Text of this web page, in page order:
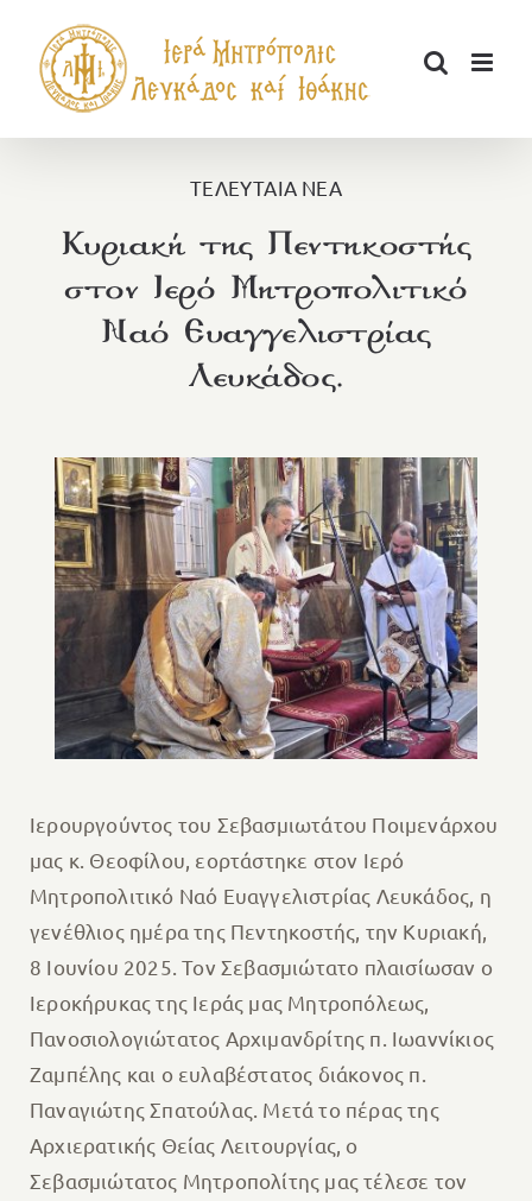
περιεχόμενο
ΤΕΛΕΥΤΑΙΑ ΝΕΑ
Κυριακή της Πεντηκοστής
στον Ιερό Μητροπολιτικό
Ναό Ευαγγελιστρίας
Λευκάδος.
Ιερουργούντος του Σεβασμιωτάτου Ποιμενάρχου
μας κ. Θεοφίλου, εορτάστηκε στον Ιερό
Μητροπολιτικό Ναό Ευαγγελιστρίας Λευκάδος, η
γενέθλιος ημέρα της Πεντηκοστής, την Κυριακή,
8 Ιουνίου 2025. Τον Σεβασμιώτατο πλαισίωσαν ο
Ιεροκήρυκας της Ιεράς μας Μητροπόλεως,
Πανοσιολογιώτατος Αρχιμανδρίτης π. Ιωαννίκιος
Ζαμπέλης και ο ευλαβέστατος διάκονος π.
Παναγιώτης Σπατούλας. Μετά το πέρας της
Αρχιερατικής Θείας Λειτουργίας, ο
Σεβασμιώτατος Μητροπολίτης μας τέλεσε τον